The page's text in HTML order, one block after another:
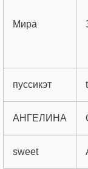
Мира
пуссикэт
АНГЕЛИНА
sweet